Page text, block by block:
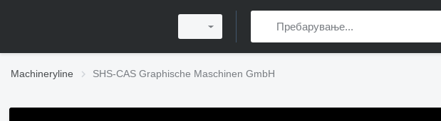
Machineryline SHS-CAS Graphische Maschinen GmbH